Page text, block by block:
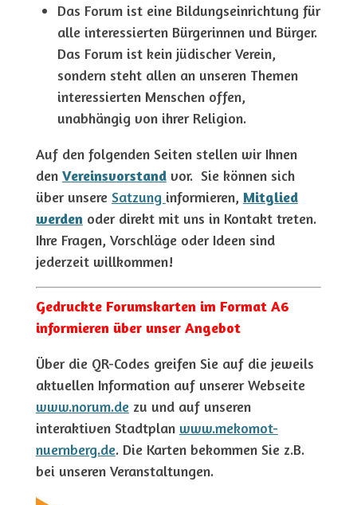
Das Forum ist eine Bildungseinrichtung für
alle interessierten Bürgerinnen und Bürger.
Das Forum ist kein jüdischer Verein,
sondern steht allen an unseren Themen
interessierten Menschen offen,
unabhängig von ihrer Religion.
Auf den folgenden Seitenstellen wir Ihnen
den Vereinsvorstandvor. Sie können sich
über unsere Satzung informieren, Mitglied
werden oder direkt mit uns in Kontakt treten.
Ihre Fragen, Vorschläge oder Ideen sind
jederzeit willkommen!
Gedruckte Forumskarten im Format A6
informieren über unser Angebot
Über die QR-Codes greifen Sie auf die jeweils
aktuellen Information auf unserer Webseite
www.norum.dezu und auf unseren
interaktiven Stadtplan www.mekomot-
nuernberg.de. Die Karten bekommen Sie z.B.
bei unseren Veranstaltungen.